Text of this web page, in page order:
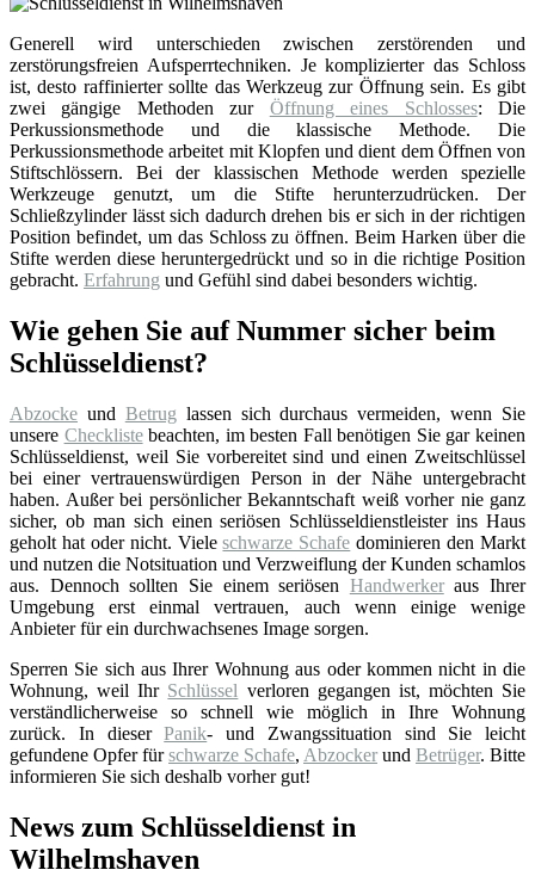
Generell wird unterschieden zwischen zerstörenden und
zerstörungsfreien Aufsperrtechniken. Je komplizierter das Schloss
ist, desto raffinierter sollte das Werkzeug zur Öffnung sein. Es gibt
zwei gängige Methoden zur Öffnung eines Schlosses: Die
Perkussionsmethode und die klassische Methode. Die
Perkussionsmethode arbeitet mit Klopfen und dient dem Öffnen von
Stiftschlössern. Bei der klassischen Methode werden spezielle
Werkzeuge genutzt, um die Stifte herunterzudrücken. Der
Schließzylinder lässt sich dadurch drehen bis er sich in der richtigen
Position befindet, um das Schloss zu öffnen. Beim Harken über die
Stifte werden diese heruntergedrückt und so in die richtige Position
gebracht. Erfahrung und Gefühl sind dabei besonders wichtig.
Wie gehen Sie auf Nummer sicher beim
Schlüsseldienst?
Abzocke und Betrug lassen sich durchaus vermeiden, wenn Sie
unsere Checklistebeachten, im besten Fall benötigen Sie gar keinen
Schlüsseldienst, weil Sie vorbereitet sind und einen Zweitschlüssel
bei einer vertrauenswürdigen Person in der Nähe untergebracht
haben. Außer bei persönlicher Bekanntschaft weiß vorher nie ganz
sicher, ob man sich einen seriösen Schlüsseldienstleister ins Haus
geholt hat oder nicht. Vieleschwarze Schafe dominieren den Markt
und nutzen die Notsituation und Verzweiflung der Kunden schamlos
aus. Dennoch sollten Sie einem seriösen Handwerkeraus Ihrer
Umgebung erst einmal vertrauen, auch wenn einige wenige
Anbieter für ein durchwachsenes Image sorgen.
Sperren Sie sich aus Ihrer Wohnung aus oder kommen nicht in die
Wohnung, weil Ihr Schlüssel verloren gegangen ist, möchten Sie
verständlicherweise so schnell wie möglich in Ihre Wohnung
zurück. In dieserPanik- und Zwangssituation sind Sie leicht
gefundene Opfer fürschwarze Schafe, Abzocker und Betrüger. Bitte
informieren Sie sich deshalb vorher gut!
News zum Schlüsseldienst in
Wilhelmshaven